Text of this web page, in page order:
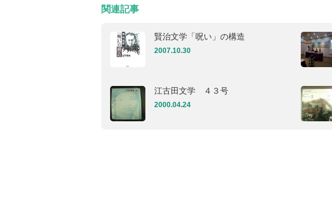
関連記事
賢治文学「呪い」の構造
2007.10.30
江古田文学 ４３号
2000.04.24